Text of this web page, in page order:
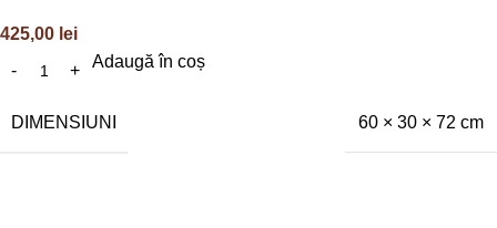
425,00 lei
Adaugă în coș
DIMENSIUNI 60 × 30 × 72 cm